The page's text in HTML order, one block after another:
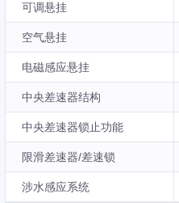
可调悬挂
空气悬挂
电磁感应悬挂
中央差速器结构
中央差速器锁止功能
限滑差速器/差速锁
涉水感应系统